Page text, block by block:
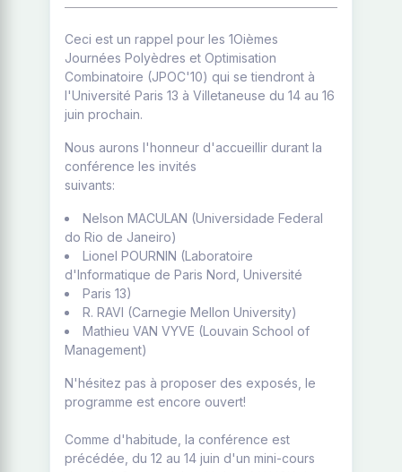
Ceci est un rappel pour les 1Oièmes
Journées Polyèdres et Optimisation
Combinatoire (JPOC'10) qui se tiendront à
l'Université Paris 13 à Villetaneuse du 14 au 16
juin prochain.
Nous aurons l'honneur d'accueillir durant la
conférence les invités
suivants:
Nelson MACULAN (Universidade Federal
do Rio de Janeiro)
Lionel POURNIN (Laboratoire
d'Informatique de Paris Nord, Université
Paris 13)
R. RAVI (Carnegie Mellon University)
Mathieu VAN VYVE (Louvain School of
Management)
N'hésitez pas à proposer des exposés, le
programme est encore ouvert!
Comme d'habitude, la conférence est
précédée, du 12 au 14 juin d'un mini-cours